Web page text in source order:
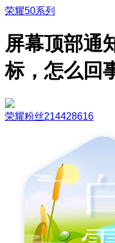
荣耀50系列
屏幕顶部通
标，怎么回
荣耀粉丝214428616